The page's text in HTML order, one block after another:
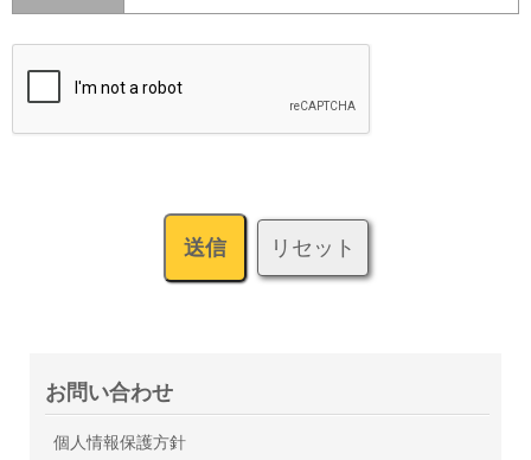
送信 リセット
お問い合わせ
個人情報保護方針